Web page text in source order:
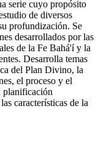
serie cuyo propósito
de diversos
profundización. Se
desarrollados por las
de la Fe Bahá'í y la
Desarrolla temas
del Plan Divino, la
el proceso y el
planificación
características de la